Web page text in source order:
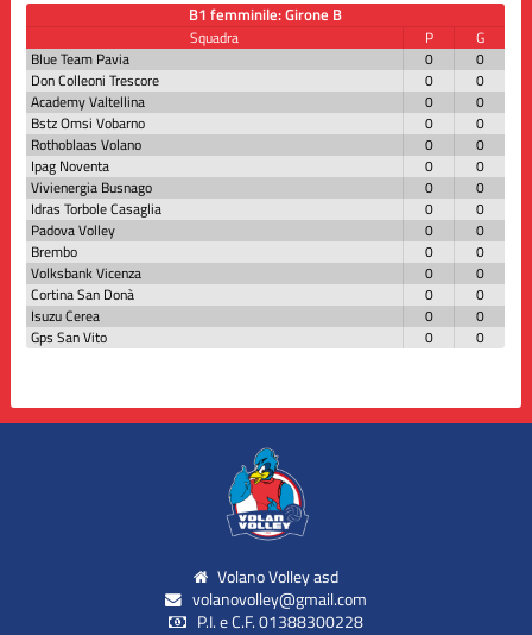
B1 femminile: Girone B
Squadra P
G
Blue Team Pavia
0
0
Don Colleoni Trescore
0
0
Academy Valtellina
0
0
Bstz Omsi Vobarno
0
0
Rothoblaas Volano
0
0
Ipag Noventa
0
0
Vivienergia Busnago
0
0
Idras Torbole Casaglia
0
0
Padova Volley
0
0
Brembo
0
0
Volksbank Vicenza
0
0
Cortina San Donà
0
0
Isuzu Cerea
0
0
Gps San Vito
0 0
Volano Volley asd
volanovolley@gmail.com
P.I. e C.F. 01388300228